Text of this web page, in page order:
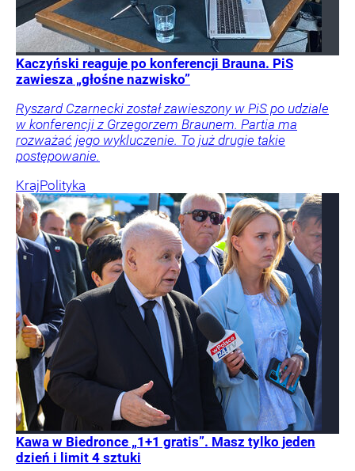
Kaczyński reaguje po konferencji Brauna. PiS
zawiesza „głośne nazwisko”
Ryszard Czarnecki został zawieszony w PiS po udziale
w konferencji z Grzegorzem Braunem. Partia ma
rozważać jego wykluczenie. To już drugie takie
postępowanie.
KrajPolityka
Kawa w Biedronce „1+1 gratis”. Masz tylko jeden
dzień i limit 4 sztuki